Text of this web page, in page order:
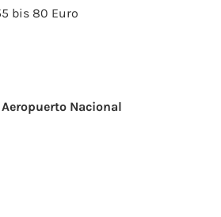
bis 80 Euro
Nacional